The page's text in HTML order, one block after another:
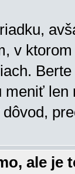
v
meniť
ale je